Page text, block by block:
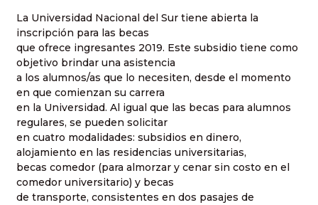
La Universidad Nacional del Sur tiene abierta la
inscripción para las becas
que ofrece ingresantes 2019. Este subsidio tiene como
objetivo brindar una asistencia
a los alumnos/as que lo necesiten, desde el momento
en que comienzan su carrera
en la Universidad. Al igual que las becas para alumnos
regulares, se pueden solicitar
en cuatro modalidades: subsidios en dinero,
alojamiento en las residencias universitarias,
becas comedor (para almorzar y cenar sin costo en el
comedor universitario) y becas
de transporte, consistentes en dos pasajes de